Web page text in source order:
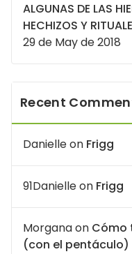
ALGUNAS DE LAS
HECHIZOS Y
29 de May de 2018
Recent
Danielleon Frigg
91Danielleon Frigg
Morganaon Cómo
(con el